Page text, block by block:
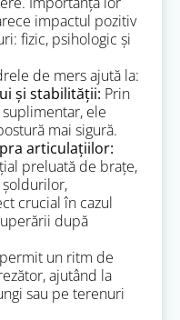
impactul pozitiv
fizic, psihologic și
de mers ajută la:
și stabilității: Prin
ele
mai sigură.
articulațiilor:
preluată de brațe,
crucial în cazul
după
un ritm de
ajutând la
sau pe terenuri